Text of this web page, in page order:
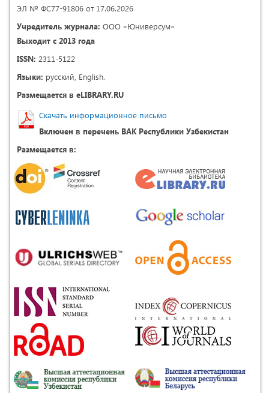
ЭЛ № ФС77-91806 от 17.06.2026
Учредитель журнала: ООО «Юниверсум»
Выходит с 2013 года
ISSN: 2311-5122
Языки: русский, English.
Размещается в eLIBRARY.RU
Скачать информационное письмо
Включен в перечень ВАК Республики Узбекистан
Размещается в: